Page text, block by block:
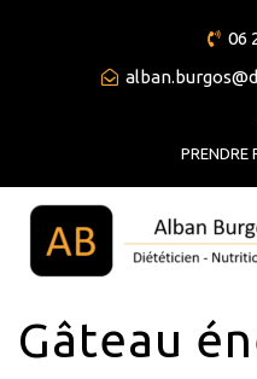
06
PRENDRE
Gâteau